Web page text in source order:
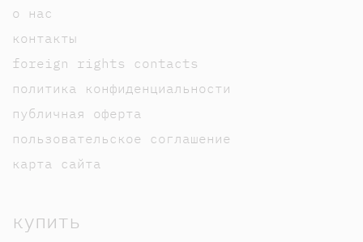
о нас
контакты
foreign rights contacts
политика конфиденциальности
публичная оферта
пользовательское соглашение
карта сайта
купить